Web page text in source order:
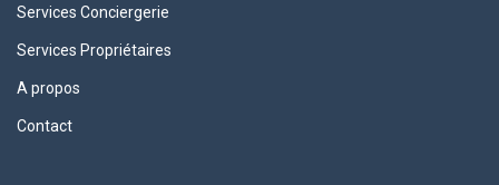
Services Conciergerie
Services Propriétaires
A propos
Contact